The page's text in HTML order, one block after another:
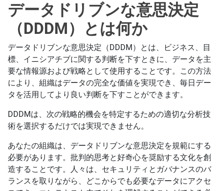
データドリブンな意思決定
（DDDM）とは何か
データドリブンな意思決定（DDDM）とは、ビジネス、目
標、イニシアチブに関する判断を下すときに、データを主
要な情報源および戦略として使用することです。この方法
により、組織はデータの完全な価値を実現でき、毎日デー
タを活用してより良い判断を下すことができます。
DDDMは、次の戦略的機会を特定するための適切な分析技
術を選択するだけでは実現できません。
あなたの組織は、データドリブンな意思決定を規範にする
必要があります。批判的思考と好奇心を奨励する文化を創
造することです。人々は、セキュリティとガバナンスのバ
ランスを取りながら、どこからでも必要なデータにアクセ